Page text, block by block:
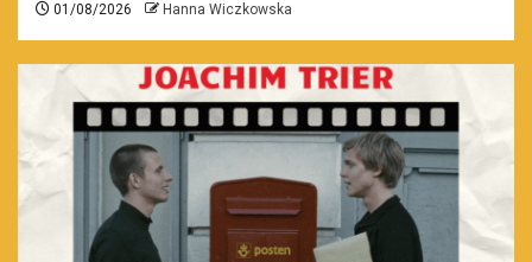
01/08/2026 Hanna Wiczkowska